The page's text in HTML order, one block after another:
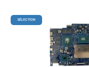
SÉLECTION